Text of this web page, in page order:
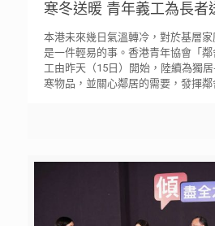
寒冬送暖 青年義工為長者
本港未來幾日氣溫轉冷，對於基層
是一件輕易的事。香港青年協會「
工由昨天（15日）開始，陸續為獨
寒物品，並關心鄰居的需要，發揮鄰